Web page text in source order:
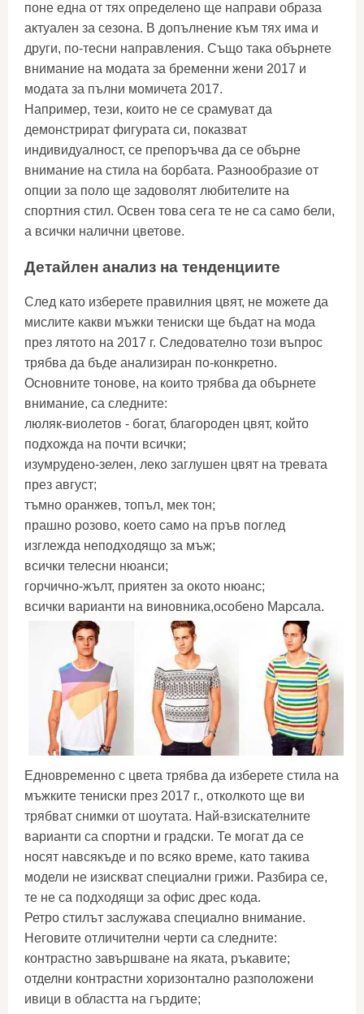
поне една от тях определено ще направи образа
актуален за сезона. В допълнение към тях има и
други, по-тесни направления. Също така обърнете
внимание на модата за бременни жени 2017 и
модата за пълни момичета 2017.
Например, тези, които не се срамуват да
демонстрират фигурата си, показват
индивидуалност, се препоръчва да се обърне
внимание на стила на борбата. Разнообразие от
опции за поло ще задоволят любителите на
спортния стил. Освен това сега те не са само бели,
а всички налични цветове.
Детайлен анализ на тенденциите
След като изберете правилния цвят, не можете да
мислите какви мъжки тениски ще бъдат на мода
през лятото на 2017 г. Следователно този въпрос
трябва да бъде анализиран по-конкретно.
Основните тонове, на които трябва да обърнете
внимание, са следните:
люляк-виолетов - богат, благороден цвят, който
подхожда на почти всички;
изумрудено-зелен, леко заглушен цвят на тревата
през август;
тъмно оранжев, топъл, мек тон;
прашно розово, което само на пръв поглед
изглежда неподходящо за мъж;
всички телесни нюанси;
горчично-жълт, приятен за окото нюанс;
всички варианти на виновника,особено Марсала.
Едновременно с цвета трябва да изберете стила на
мъжките тениски през 2017 г., отколкото ще ви
трябват снимки от шоутата. Най-взискателните
варианти са спортни и градски. Те могат да се
носят навсякъде и по всяко време, като такива
модели не изискват специални грижи. Разбира се,
те не са подходящи за офис дрес кода.
Ретро стилът заслужава специално внимание.
Неговите отличителни черти са следните:
контрастно завършване на яката, ръкавите;
отделни контрастни хоризонтално разположени
ивици в областта на гърдите;